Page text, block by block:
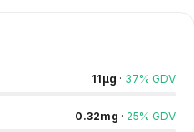
11µg · 37% GDV
0.32mg · 25% GDV